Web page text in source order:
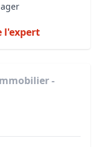
l'expert
-